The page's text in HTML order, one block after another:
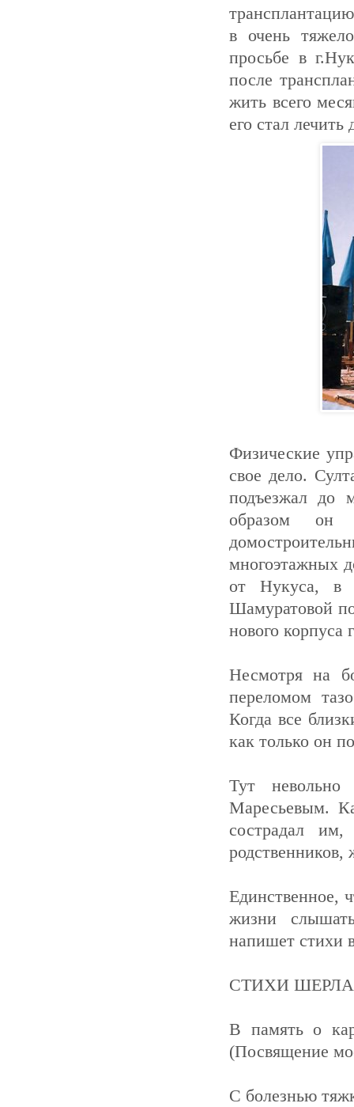
в очень
просьбе в
после
жить всего
его стал
Физические
свое дело.
подъезжал до
образом он
многоэтажных
от Нукуса, в
Шамуратовой
нового корпуса
Несмотря на
переломом
Когда все
как только он
Тут
Маресьевым.
сострадал
родственников,
Единственное,
жизни
напишет стихи
СТИХИ
В память о
(Посвящение
С болезнью